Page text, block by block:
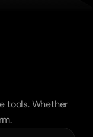
tools. Whether